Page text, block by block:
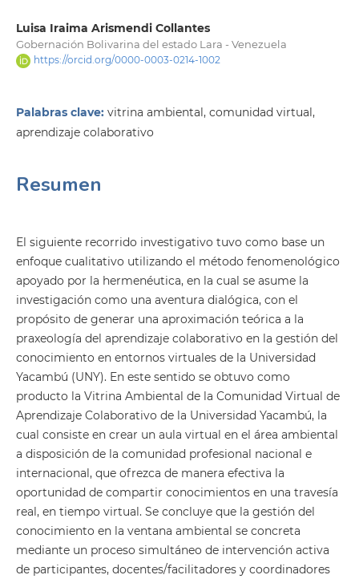
Luisa Iraima Arismendi Collantes
Gobernación Bolivarina del estado Lara - Venezuela
https://orcid.org/0000-0003-0214-1002
Palabras clave: vitrina ambiental, comunidad virtual,
aprendizaje colaborativo
Resumen
El siguiente recorrido investigativo tuvo como base un
enfoque cualitativo utilizando el método fenomenológico
apoyado por la hermenéutica, en la cual se asume la
investigación como una aventura dialógica, con el
propósito de generar una aproximación teórica a la
praxeología del aprendizaje colaborativo en la gestión del
conocimiento en entornos virtuales de la Universidad
Yacambú (UNY). En este sentido se obtuvo como
producto la Vitrina Ambiental de la Comunidad Virtual de
Aprendizaje Colaborativo de la Universidad Yacambú, la
cual consiste en crear un aula virtual en el área ambiental
a disposición de la comunidad profesional nacional e
internacional, que ofrezca de manera efectiva la
oportunidad de compartir conocimientos en una travesía
real, en tiempo virtual. Se concluye que la gestión del
conocimiento en la ventana ambiental se concreta
mediante un proceso simultáneo de intervención activa
de participantes, docentes/facilitadores y coordinadores